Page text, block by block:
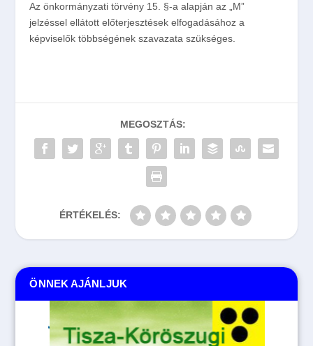
Az önkormányzati törvény 15. §-a alapján az „M”
jelzéssel ellátott előterjesztések elfogadásához a
képviselők többségének szavazata szükséges.
MEGOSZTÁS:
ÉRTÉKELÉS:
ÖNNEK AJÁNLJUK